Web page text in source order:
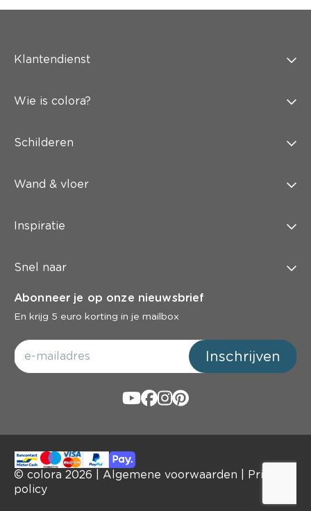
Klantendienst
Wie is colora?
Schilderen
Wand & vloer
Inspiratie
Snel naar
Abonneer je op onze nieuwsbrief
En krijg 5 euro korting in je mailbox
Inschrijven
© colora 2026 Algemene voorwaarden
Privacy
policy